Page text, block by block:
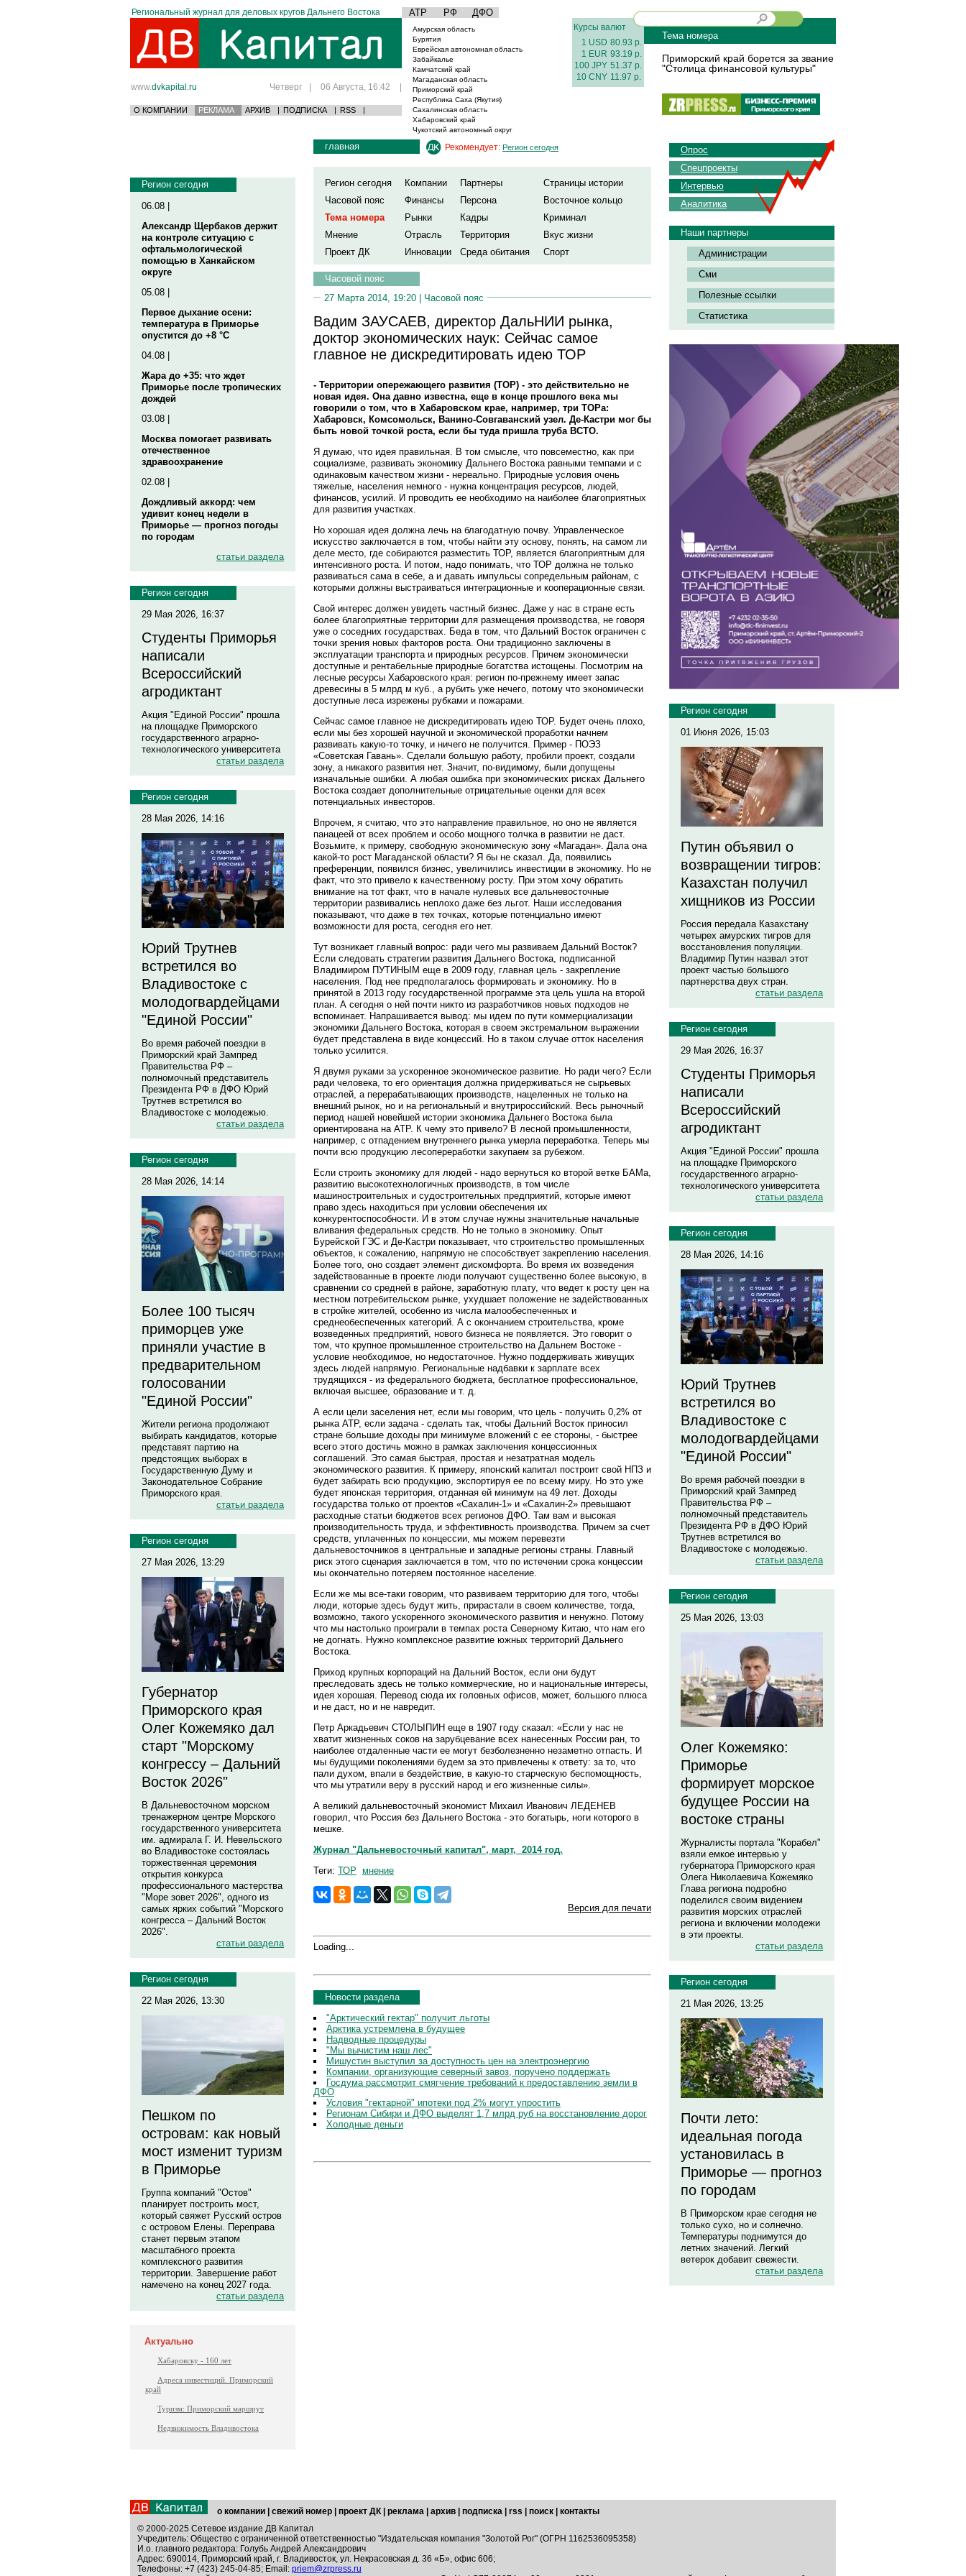
Региональный журнал для деловых кругов Дальнего Востока АТР РФ ДФО
www.dvkapital.ru Четверг | 06 Августа, 16:42 |
О КОМПАНИИ РЕКЛАМА АРХИВ | ПОДПИСКА | RSS |
Амурская область
Бурятия
Еврейская автономная область
Забайкалье
Камчатский край
Магаданская область
Приморский край
Республика Саха (Якутия)
Сахалинская область
Хабаровский край
Чукотский автономный округ
Курсы валют
1 USD 80.93 р.
1 EUR 93.19 р.
100 JPY 51.37 р.
10 CNY 11.97 р.
Тема номера
Приморский край борется за звание
"Столица финансовой культуры"
Регион сегодня
06.08 |
Александр Щербаков держит
на контроле ситуацию с
офтальмологической
помощью в Ханкайском
округе
05.08 |
Первое дыхание осени:
температура в Приморье
опустится до +8 °C
04.08 |
Жара до +35: что ждет
Приморье после тропических
дождей
03.08 |
Москва помогает развивать
отечественное
здравоохранение
02.08 |
Дождливый аккорд: чем
удивит конец недели в
Приморье — прогноз погоды
по городам
статьи раздела
Регион сегодня
29 Мая 2026, 16:37
Студенты Приморья
написали
Всероссийский
агродиктант
Акция "Единой России" прошла
на площадке Приморского
государственного аграрно-
технологического университета
статьи раздела
Регион сегодня
28 Мая 2026, 14:16
Юрий Трутнев
встретился во
Владивостоке с
молодогвардейцами
"Единой России"
Во время рабочей поездки в
Приморский край Зампред
Правительства РФ –
полномочный представитель
Президента РФ в ДФО Юрий
Трутнев встретился во
Владивостоке с молодежью.
статьи раздела
Регион сегодня
28 Мая 2026, 14:14
Более 100 тысяч
приморцев уже
приняли участие в
предварительном
голосовании
"Единой России"
Жители региона продолжают
выбирать кандидатов, которые
представят партию на
предстоящих выборах в
Государственную Думу и
Законодательное Собрание
Приморского края.
статьи раздела
Регион сегодня
27 Мая 2026, 13:29
Губернатор
Приморского края
Олег Кожемяко дал
старт "Морскому
конгрессу – Дальний
Восток 2026"
В Дальневосточном морском
тренажерном центре Морского
государственного университета
им. адмирала Г. И. Невельского
во Владивостоке состоялась
торжественная церемония
открытия конкурса
профессионального мастерства
"Море зовет 2026", одного из
самых ярких событий "Морского
конгресса – Дальний Восток
2026".
статьи раздела
Регион сегодня
22 Мая 2026, 13:30
Пешком по
островам: как новый
мост изменит туризм
в Приморье
Группа компаний "Остов"
планирует построить мост,
который свяжет Русский остров
с островом Елены. Переправа
станет первым этапом
масштабного проекта
комплексного развития
территории. Завершение работ
намечено на конец 2027 года.
статьи раздела
Актуально
Хабаровску - 160 лет
Адреса инвестиций. Приморский
край
Туризм: Приморский маршрут
Недвижимость Владивостока
главная Рекомендует: Регион сегодня
Регион сегодня Компании Партнеры
Страницы истории
Часовой пояс
Финансы Персона
Восточное кольцо
Тема номера
Рынки Кадры
Криминал
Мнение
Отрасль Территория
Вкус жизни
Проект ДК
Инновации Среда обитания Спорт
Часовой пояс
27 Марта 2014, 19:20 | Часовой пояс
Вадим ЗАУСАЕВ, директор ДальНИИ рынка,
доктор экономических наук: Сейчас самое
главное не дискредитировать идею ТОР
- Территории опережающего развития (ТОР) - это действительно не
новая идея. Она давно известна, еще в конце прошлого века мы
говорили о том, что в Хабаровском крае, например, три ТОРа:
Хабаровск, Комсомольск, Ванино-Совгаванский узел. Де-Кастри мог бы
быть новой точкой роста, если бы туда пришла труба ВСТО.
Я думаю, что идея правильная. В том смысле, что повсеместно, как при
социализме, развивать экономику Дальнего Востока равными темпами и с
одинаковым качеством жизни - нереально. Природные условия очень
тяжелые, населения немного - нужна концентрация ресурсов, людей,
финансов, усилий. И проводить ее необходимо на наиболее благоприятных
для развития участках.
Но хорошая идея должна лечь на благодатную почву. Управленческое
искусство заключается в том, чтобы найти эту основу, понять, на самом ли
деле место, где собираются разместить ТОР, является благоприятным для
интенсивного роста. И потом, надо понимать, что ТОР должна не только
развиваться сама в себе, а и давать импульсы сопредельным районам, с
которыми должны выстраиваться интеграционные и кооперационные связи.
Свой интерес должен увидеть частный бизнес. Даже у нас в стране есть
более благоприятные территории для размещения производства, не говоря
уже о соседних государствах. Беда в том, что Дальний Восток ограничен с
точки зрения новых факторов роста. Они традиционно заключены в
эксплуатации транспорта и природных ресурсов. Причем экономически
доступные и рентабельные природные богатства истощены. Посмотрим на
лесные ресурсы Хабаровского края: регион по-прежнему имеет запас
древесины в 5 млрд м куб., а рубить уже нечего, потому что экономически
доступные леса изрежены рубками и пожарами.
Сейчас самое главное не дискредитировать идею ТОР. Будет очень плохо,
если мы без хорошей научной и экономической проработки начнем
развивать какую-то точку, и ничего не получится. Пример - ПОЭЗ
«Советская Гавань». Сделали большую работу, пробили проект, создали
зону, а никакого развития нет. Значит, по-видимому, были допущены
изначальные ошибки. А любая ошибка при экономических рисках Дальнего
Востока создает дополнительные отрицательные оценки для всех
потенциальных инвесторов.
Впрочем, я считаю, что это направление правильное, но оно не является
панацеей от всех проблем и особо мощного толчка в развитии не даст.
Возьмите, к примеру, свободную экономическую зону «Магадан». Дала она
какой-то рост Магаданской области? Я бы не сказал. Да, появились
преференции, появился бизнес, увеличились инвестиции в экономику. Но не
факт, что это привело к качественному росту. При этом хочу обратить
внимание на тот факт, что в начале нулевых все дальневосточные
территории развивались неплохо даже без льгот. Наши исследования
показывают, что даже в тех точках, которые потенциально имеют
возможности для роста, сегодня его нет.
Тут возникает главный вопрос: ради чего мы развиваем Дальний Восток?
Если следовать стратегии развития Дальнего Востока, подписанной
Владимиром ПУТИНЫМ еще в 2009 году, главная цель - закрепление
населения. Под нее предполагалось формировать и экономику. Но в
принятой в 2013 году государственной программе эта цель ушла на второй
план. А сегодня о ней почти никто из разработчиков новых подходов не
вспоминает. Напрашивается вывод: мы идем по пути коммерциализации
экономики Дальнего Востока, которая в своем экстремальном выражении
будет представлена в виде концессий. Но в таком случае отток населения
только усилится.
Я двумя руками за ускоренное экономическое развитие. Но ради чего? Если
ради человека, то его ориентация должна придерживаться не сырьевых
отраслей, а перерабатывающих производств, нацеленных не только на
внешний рынок, но и на региональный и внутрироссийский. Весь рыночный
период нашей новейшей истории экономика Дальнего Востока была
ориентирована на АТР. К чему это привело? В лесной промышленности,
например, с отпадением внутреннего рынка умерла переработка. Теперь мы
почти всю продукцию лесопереработки закупаем за рубежом.
Если строить экономику для людей - надо вернуться ко второй ветке БАМа,
развитию высокотехнологичных производств, в том числе
машиностроительных и судостроительных предприятий, которые имеют
право здесь находиться при условии обеспечения их
конкурентоспособности. И в этом случае нужны значительные начальные
вливания федеральных средств. Но не только в экономику. Опыт
Бурейской ГЭС и Де-Кастри показывает, что строительство промышленных
объектов, к сожалению, напрямую не способствует закреплению населения.
Более того, оно создает элемент дискомфорта. Во время их возведения
задействованные в проекте люди получают существенно более высокую, в
сравнении со средней в районе, заработную плату, что ведет к росту цен на
местном потребительском рынке, ухудшает положение не задействованных
в стройке жителей, особенно из числа малообеспеченных и
среднеобеспеченных категорий. А с окончанием строительства, кроме
возведенных предприятий, нового бизнеса не появляется. Это говорит о
том, что крупное промышленное строительство на Дальнем Востоке -
условие необходимое, но недостаточное. Нужно поддерживать живущих
здесь людей напрямую. Региональные надбавки к зарплате всех
трудящихся - из федерального бюджета, бесплатное профессиональное,
включая высшее, образование и т. д.
А если цели заселения нет, если мы говорим, что цель - получить 0,2% от
рынка АТР, если задача - сделать так, чтобы Дальний Восток приносил
стране большие доходы при минимуме вложений с ее стороны, - быстрее
всего этого достичь можно в рамках заключения концессионных
соглашений. Это самая быстрая, простая и незатратная модель
экономического развития. К примеру, японский капитал построит свой НПЗ и
будет забирать всю продукцию, экспортируя ее по всему миру. Но это уже
будет японская территория, отданная ей минимум на 49 лет. Доходы
государства только от проектов «Сахалин-1» и «Сахалин-2» превышают
расходные статьи бюджетов всех регионов ДФО. Там вам и высокая
производительность труда, и эффективность производства. Причем за счет
средств, уплаченных по концессии, мы можем перевезти
дальневосточников в центральные и западные регионы страны. Главный
риск этого сценария заключается в том, что по истечении срока концессии
мы окончательно потеряем постоянное население.
Если же мы все-таки говорим, что развиваем территорию для того, чтобы
люди, которые здесь будут жить, прирастали в своем количестве, тогда,
возможно, такого ускоренного экономического развития и ненужно. Потому
что мы настолько проиграли в темпах роста Северному Китаю, что нам его
не догнать. Нужно комплексное развитие южных территорий Дальнего
Востока.
Приход крупных корпораций на Дальний Восток, если они будут
преследовать здесь не только коммерческие, но и национальные интересы,
идея хорошая. Перевод сюда их головных офисов, может, большого плюса
и не даст, но и не навредит.
Петр Аркадьевич СТОЛЫПИН еще в 1907 году сказал: «Если у нас не
хватит жизненных соков на зарубцевание всех нанесенных России ран, то
наиболее отдаленные части ее могут безболезненно незаметно отпасть. И
мы будущими поколениями будем за это привлечены к ответу: за то, что
пали духом, впали в бездействие, в какую-то старческую беспомощность,
что мы утратили веру в русский народ и его жизненные силы».
А великий дальневосточный экономист Михаил Иванович ЛЕДЕНЕВ
говорил, что Россия без Дальнего Востока - это богатырь, ноги которого в
мешке.
Журнал "Дальневосточный капитал", март, 2014 год.
Теги: ТОР мнение
Версия для печати
Loading...
Новости раздела
"Арктический гектар" получит льготы
Арктика устремлена в будущее
Надводные процедуры
"Мы вычистим наш лес"
Мишустин выступил за доступность цен на электроэнергию
Компании, организующие северный завоз, поручено поддержать
Госдума рассмотрит смягчение требований к предоставлению земли в
ДФО
Условия "гектарной" ипотеки под 2% могут упростить
Регионам Сибири и ДФО выделят 1,7 млрд руб на восстановление дорог
Холодные деньги
Опрос
Спецпроекты
Интервью
Аналитика
Наши партнеры
Администрации
Сми
Полезные ссылки
Статистика
Регион сегодня
01 Июня 2026, 15:03
Путин объявил о
возвращении тигров:
Казахстан получил
хищников из России
Россия передала Казахстану
четырех амурских тигров для
восстановления популяции.
Владимир Путин назвал этот
проект частью большого
партнерства двух стран.
статьи раздела
Регион сегодня
29 Мая 2026, 16:37
Студенты Приморья
написали
Всероссийский
агродиктант
Акция "Единой России" прошла
на площадке Приморского
государственного аграрно-
технологического университета
статьи раздела
Регион сегодня
28 Мая 2026, 14:16
Юрий Трутнев
встретился во
Владивостоке с
молодогвардейцами
"Единой России"
Во время рабочей поездки в
Приморский край Зампред
Правительства РФ –
полномочный представитель
Президента РФ в ДФО Юрий
Трутнев встретился во
Владивостоке с молодежью.
статьи раздела
Регион сегодня
25 Мая 2026, 13:03
Олег Кожемяко:
Приморье
формирует морское
будущее России на
востоке страны
Журналисты портала "Корабел"
взяли емкое интервью у
губернатора Приморского края
Олега Николаевича Кожемяко
Глава региона подробно
поделился своим видением
развития морских отраслей
региона и включении молодежи
в эти проекты.
статьи раздела
Регион сегодня
21 Мая 2026, 13:25
Почти лето:
идеальная погода
установилась в
Приморье — прогноз
по городам
В Приморском крае сегодня не
только сухо, но и солнечно.
Температуры поднимутся до
летних значений. Легкий
ветерок добавит свежести.
статьи раздела
о компании свежий номер проект ДК реклама архив подписка rss поиск
контакты
© 2000-2025 Сетевое издание ДВ Капитал
Учредитель: Общество с ограниченной ответственностью "Издательская компания "Золотой Рог" (ОГРН 1162536095358)
И.о. главного редактора: Голубь Андрей Александрович
Адрес: 690014, Приморский край, г. Владивосток, ул. Некрасовская д. 36 «Б», офис 606;
Телефоны: +7 (423) 245-04-85; Email: priem@zrpress.ru